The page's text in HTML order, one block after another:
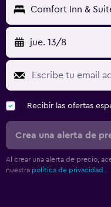
Comfort Inn &
jue. 13/8
Recibir las ofertas
Crea una alerta de
Al crear una alerta de precio,
nuestra política de privacidad.